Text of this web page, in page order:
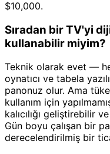
$10,000.
Sıradan bir TV'yi
kullanabilir miyim?
Teknik olarak evet —
oynatıcı ve tabela
panonuz olur. Ama
kullanım için
kalıcılığı geliştirebilir
Gün boyu çalışan bir
derecelendirilmiş bir